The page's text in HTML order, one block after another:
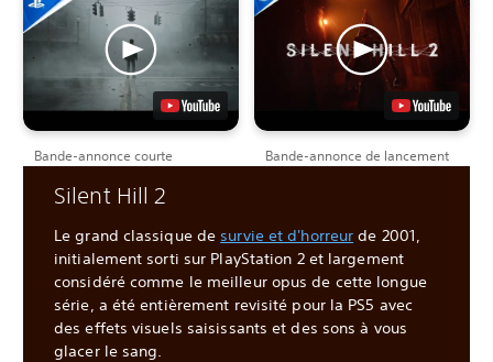
Bande-annonce courte Bande-annonce de lancement
Silent Hill 2
Le grand classique desurvie et d'horreur de 2001,
initialement sorti sur PlayStation 2 et largement
considéré comme le meilleur opus de cette longue
série, a été entièrement revisité pour la PS5 avec
des effets visuels saisissants et des sons à vous
glacer le sang.